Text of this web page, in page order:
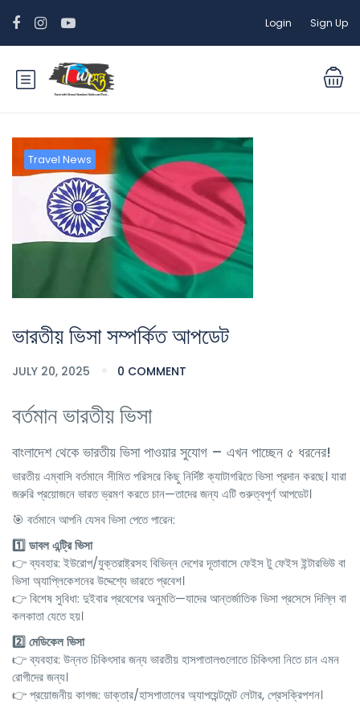
Login Sign Up
Travel News
ভারতীয় ভিসা সম্পর্কিত আপডেট
JULY 20, 2025 0 COMMENT
বর্তমান ভারতীয় ভিসা
বাংলাদেশ থেকে ভারতীয় ভিসা পাওয়ার সুযোগ – এখন পাচ্ছেন ৫ ধরনের!
ভারতীয় এম্বাসি বর্তমানে সীমিত পরিসরে কিছু নির্দিষ্ট ক্যাটাগরিতে ভিসা প্রদান করছে। যারা
জরুরি প্রয়োজনে ভারত ভ্রমণ করতে চান—তাদের জন্য এটি গুরুত্বপূর্ণ আপডেট।
🎯 বর্তমানে আপনি যেসব ভিসা পেতে পারেন:
1️⃣ ডাবল এন্ট্রি ভিসা
👉 ব্যবহার: ইউরোপ/যুক্তরাষ্ট্রসহ বিভিন্ন দেশের দূতাবাসে ফেইস টু ফেইস ইন্টারভিউ বা
ভিসা অ্যাপ্লিকেশনের উদ্দেশ্যে ভারতে প্রবেশ।
👉 বিশেষ সুবিধা: দুইবার প্রবেশের অনুমতি—যাদের আন্তর্জাতিক ভিসা প্রসেসে দিল্লি বা
কলকাতা যেতে হয়।
2️⃣ মেডিকেল ভিসা
👉 ব্যবহার: উন্নত চিকিৎসার জন্য ভারতীয় হাসপাতালগুলোতে চিকিৎসা নিতে চান এমন
রোগীদের জন্য।
👉 প্রয়োজনীয় কাগজ: ডাক্তার/হাসপাতালের অ্যাপয়েন্টমেন্ট লেটার, প্রেসক্রিপশন।